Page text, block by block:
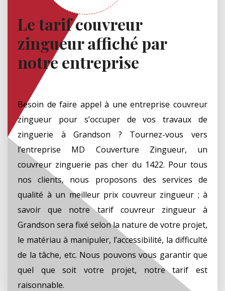
Le tarif couvreur
zingueur affiché par
notre entreprise
Besoin de faire appel à une entreprise couvreur
zingueur pour s’occuper de vos travaux de
zinguerie à Grandson ? Tournez-vous vers
l’entreprise MD Couverture Zingueur, un
couvreur zinguerie pas cher du 1422. Pour tous
nos clients, nous proposons des services de
qualité à un meilleur prix couvreur zingueur ; à
savoir que notre tarif couvreur zingueur à
Grandson sera fixé selon la nature de votre projet,
le matériau à manipuler, l’accessibilité, la difficulté
de la tâche, etc. Nous pouvons vous garantir que
quel que soit votre projet, notre tarif est
raisonnable.